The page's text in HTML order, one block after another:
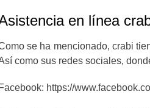
en línea
se ha mencionado, crabi
como sus redes sociales,
Facebook: https://